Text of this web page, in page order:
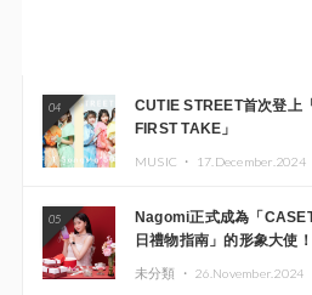
04
CUTIE STREET首次登上
FIRST TAKE」
MUSIC ・ 17.December.2024
05
Nagomi正式成為「
日禮物指南」的形象大使！
未分類 ・ 26.November.2024